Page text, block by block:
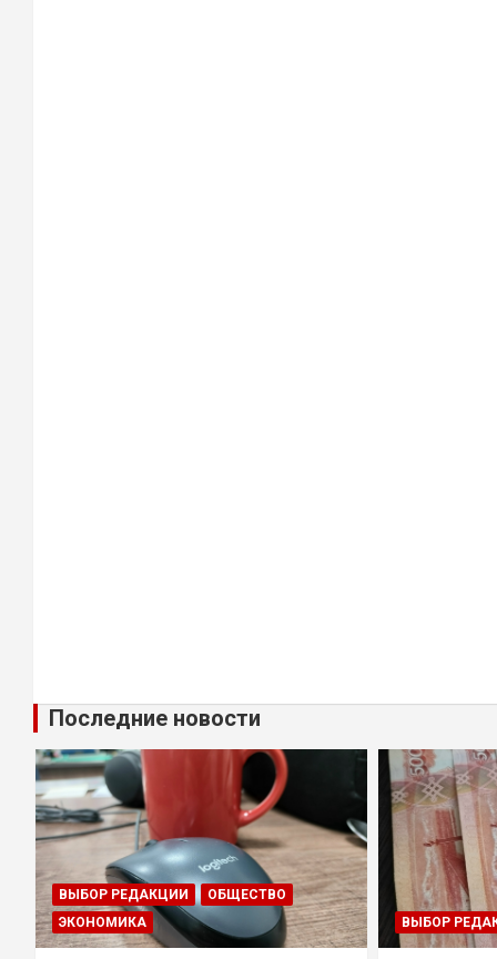
Последние новости
ВЫБОР РЕДАКЦИИ
ОБЩЕСТВО
ЭКОНОМИКА
ВЫБОР